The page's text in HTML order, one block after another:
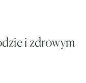
i zdrowym